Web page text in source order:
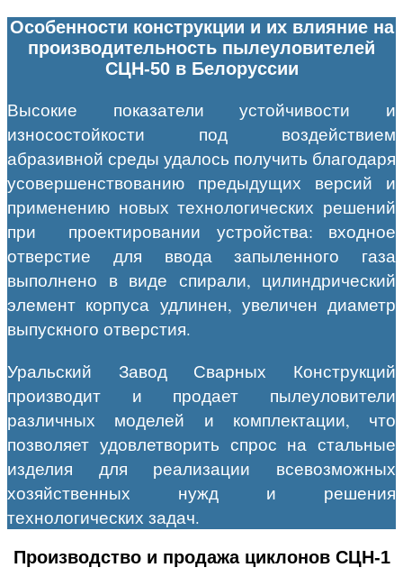
Особенности конструкции и их влияние на
производительность пылеуловителей
СЦН-50 в Белоруссии
Высокие показатели устойчивости и
износостойкости под воздействием
абразивной среды удалось получить благодаря
усовершенствованию предыдущих версий и
применению новых технологических решений
при проектировании устройства: входное
отверстие для ввода запыленного газа
выполнено в виде спирали, цилиндрический
элемент корпуса удлинен, увеличен диаметр
выпускного отверстия.
Уральский Завод Сварных Конструкций
производит и продает пылеуловители
различных моделей и комплектации, что
позволяет удовлетворить спрос на стальные
изделия для реализации всевозможных
хозяйственных нужд и решения
технологических задач.
Производство и продажа циклонов СЦН-1